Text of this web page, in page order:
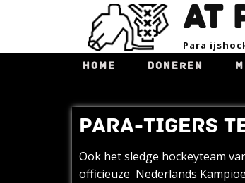
AT
Para
HOME DONEREN
PARA-TIGERS
Ook het sledge hockeyteam
officieuze Nederlands